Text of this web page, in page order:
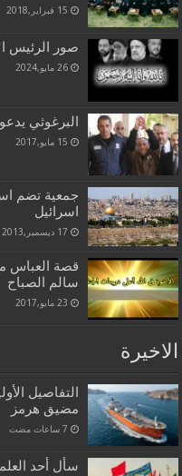
15 فبراير,2018
صور الرئيس
26 مايو,2024
البرغوثي
15 مايو,2017
جمعية تضم
اسرائيل
17 ديسمبر,2013
قصة العباس
سالم الصباح
23 مايو,2017
الاخيرة
التفاصيل
مضيق هرمز
سأل أحد